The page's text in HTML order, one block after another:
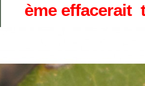
ème effacerait